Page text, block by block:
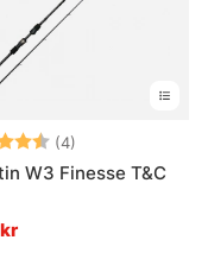
(4)
W3 Finesse T&C